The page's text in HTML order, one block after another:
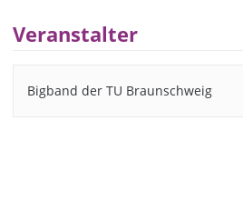
Veranstalter
Bigband der TU Braunschweig